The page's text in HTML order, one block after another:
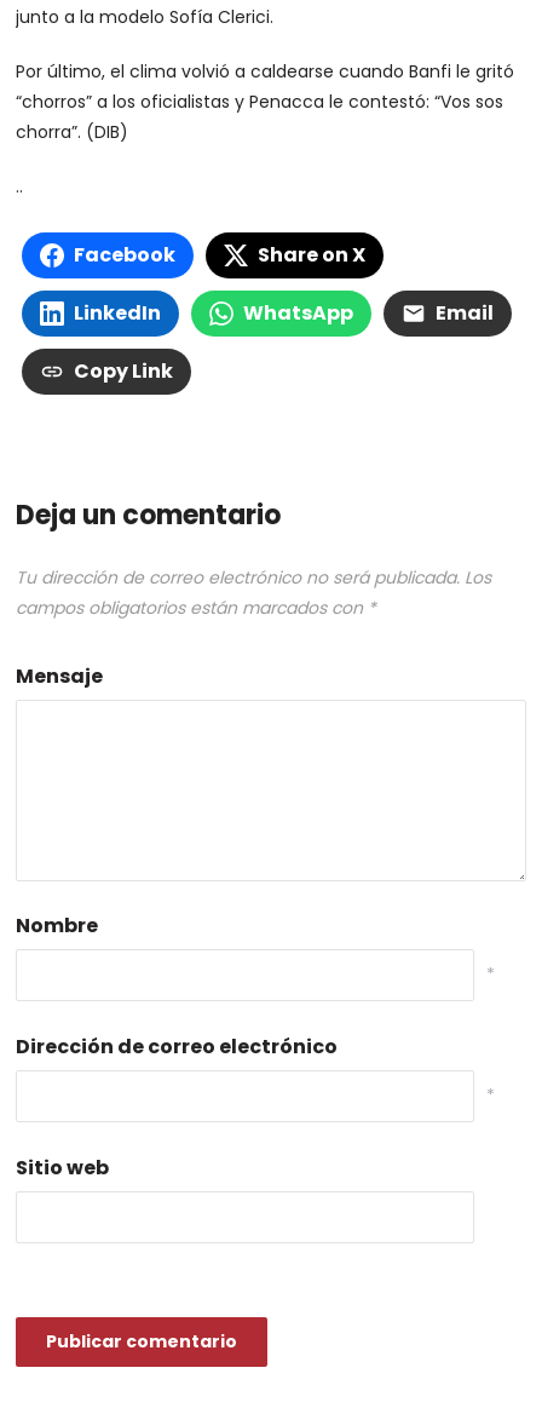
junto a la modelo Sofía Clerici.
Por último, el clima volvió a caldearse cuando Banfi le gritó
“chorros” a los oficialistas y Penacca le contestó: “Vos sos
chorra”. (DIB)
..
Facebook Share on X
LinkedIn WhatsApp Email
Copy Link
Deja un comentario
Tu dirección de correo electrónico no será publicada. Los
campos obligatorios están marcados con *
Mensaje
Nombre
*
Dirección de correo electrónico
*
Sitio web